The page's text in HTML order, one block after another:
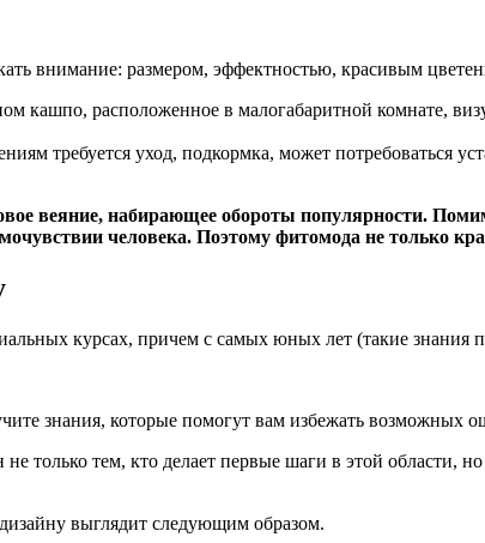
внимание: размером, эффектностью, красивым
кашпо, расположенное в малогабаритной комнате,
требуется уход, подкормка, может потребоваться
веяние, набирающее обороты популярности.
человека. Поэтому фитомода не только
курсах, причем с самых юных лет (такие знания
знания, которые помогут вам избежать возможных
только тем, кто делает первые шаги в этой
выглядит следующим образом.